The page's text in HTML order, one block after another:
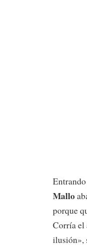
Mallo
porque
Corría el
ilusión»,